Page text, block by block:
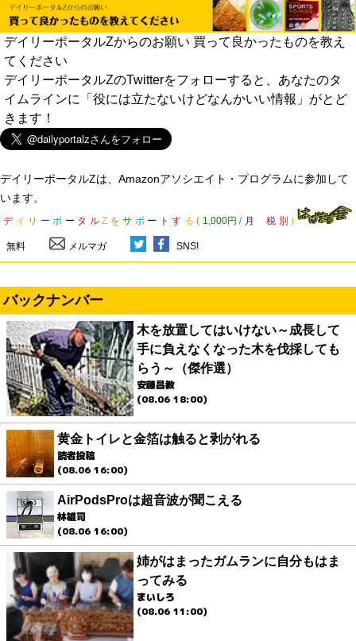
デイリーポータルZからのお願い 買って良かったものを教え
てください
デイリーポータルZのTwitterをフォローすると、あなたのタ
イムラインに「役には立たないけどなんかいい情報」がとど
きます！
デイリーポータルZは、Amazonアソシエイト・プログラムに参加して
います。
デ イ リ ー ポ ー タ ル Z を サ ポ ー ト す る ( 1,000円 / 月 税 別 )
無料 メルマガ SNS!
バックナンバー
木を放置してはいけない～成長して
手に負えなくなった木を伐採しても
らう～（傑作選）
安藤昌教
(08.06 18:00)
黄金トイレと金箔は触ると剥がれる
読者投稿
(08.06 16:00)
AirPodsProは超音波が聞こえる
林雄司
(08.06 16:00)
姉がはまったガムランに自分もはま
ってみる
まいしろ
(08.06 11:00)